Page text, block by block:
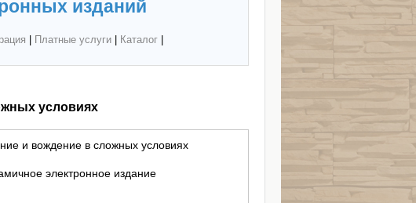
изданий
Платные услуги| Каталог|
условиях
и вождение в сложных условиях
электронное издание